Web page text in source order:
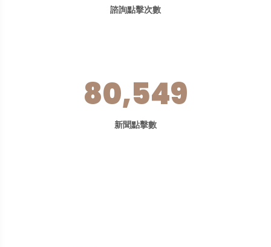
諮詢點擊次數
80,549
新聞點擊數